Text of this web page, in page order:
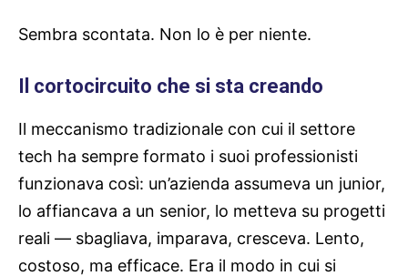
Sembra scontata. Non lo è per niente.
Il cortocircuito che si sta creando
Il meccanismo tradizionale con cui il settore
tech ha sempre formato i suoi professionisti
funzionava così: un’azienda assumeva un junior,
lo affiancava a un senior, lo metteva su progetti
reali — sbagliava, imparava, cresceva. Lento,
costoso, ma efficace. Era il modo in cui si